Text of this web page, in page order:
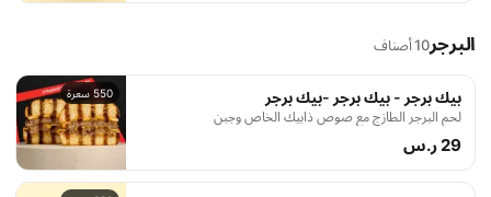
البرجر10 أصناف
550 سعرة بيك برجر - بيك برجر -بيك برجر
لحم البرجر الطازج مع صوص ذابيك الخاص وجبن
29 ر.س